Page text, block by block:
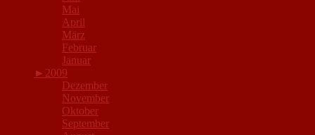
Mai
April
März
Februar
Januar
► 2009
Dezember
November
Oktober
September